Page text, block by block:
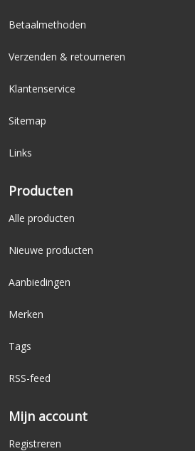
Betaalmethoden
Verzenden & retourneren
Klantenservice
Sitemap
Links
Producten
Alle producten
Nieuwe producten
Aanbiedingen
Merken
Tags
RSS-feed
Mijn account
Registreren